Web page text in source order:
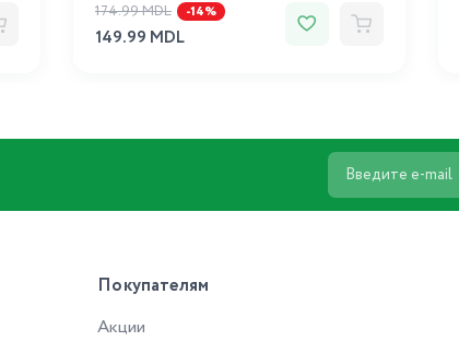
174.99 MDL -14%
149.99 MDL
Покупателям
Акции